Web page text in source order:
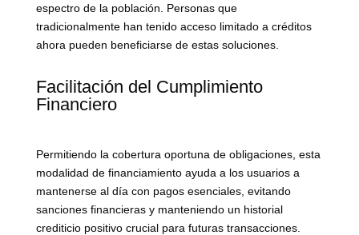
espectro de la población. Personas que
tradicionalmente han tenido acceso limitado a créditos
ahora pueden beneficiarse de estas soluciones.
Facilitación del Cumplimiento
Financiero
Permitiendo la cobertura oportuna de obligaciones, esta
modalidad de financiamiento ayuda a los usuarios a
mantenerse al día con pagos esenciales, evitando
sanciones financieras y manteniendo un historial
crediticio positivo crucial para futuras transacciones.